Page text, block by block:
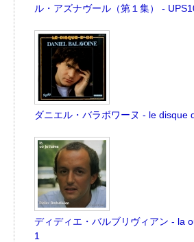
ル・アズナヴール（第１集） -
ダニエル・バラボワーヌ - le disque
ディディエ・バルブリヴィアン - la
1